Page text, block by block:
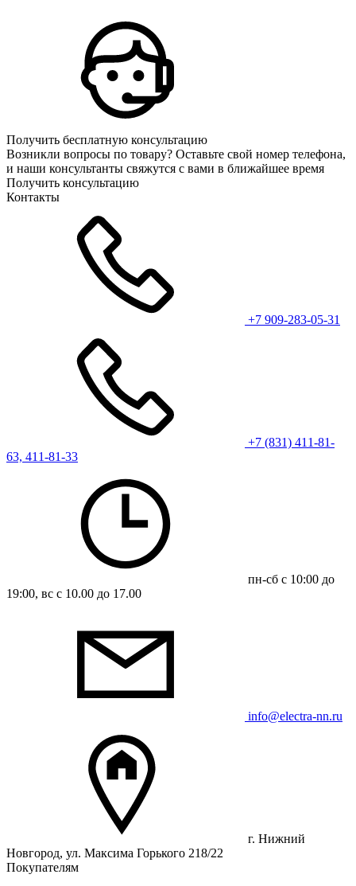
Получить бесплатную консультацию
Возникли вопросы по товару? Оставьте свой номер телефона,
и наши консультанты свяжутся с вами в ближайшее время
Получить консультацию
Контакты
+7 909-283-05-31
+7 (831) 411-81-
63, 411-81-33
пн-сб с 10:00 до
19:00, вс с 10.00 до 17.00
info@electra-nn.ru
г. Нижний
Новгород, ул. Максима Горького 218/22
Покупателям